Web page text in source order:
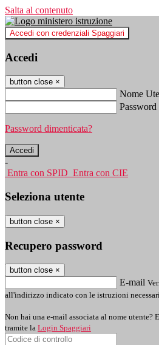
Salta al contenuto
Accedi con credenziali Spaggiari
Accedi
button close ×
Nome
Password
Password dimenticata?
-
Entra con SPID Entra con CIE
Seleziona utente
button close ×
Recupero password
button close ×
E-mail
all'indirizzo indicato con le istruzioni
Non hai una e-mail associata al nome utente?
tramite la Login Spaggiari